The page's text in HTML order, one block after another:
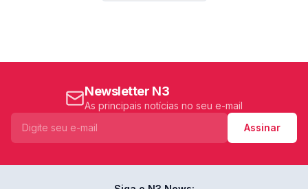
Newsletter N3
As principais notícias no seu e-mail
Assinar